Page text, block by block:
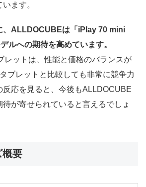
ます。
、ALLDOCUBEは「iPlay 70 mini
ルへの期待を高めています。
レットは、性能と価格のバランスが
ブレットと比較しても非常に競争力
反応を見ると、今後もALLDOCUBE
が寄せられていると言えるでしょ
要